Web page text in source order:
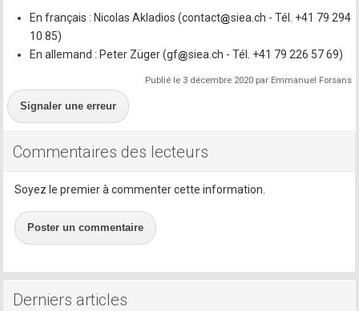
En français : Nicolas Akladios (contact
siea.ch - Tél. +41 79 294
10 85)
En allemand : Peter Züger (gf
siea.ch - Tél. +41 79 226 57 69)
Publié le 3 décembre 2020 par Emmanuel Forsans
Signaler une erreur
Commentaires des lecteurs
Soyez le premier à commenter cette information.
Poster un commentaire
Derniers articles